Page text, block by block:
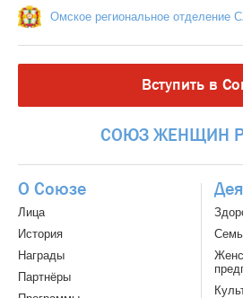
Омское региональное отделение
Вступить в
СОЮЗ ЖЕНЩИН
О Союзе
Лица
История
Награды
Партнёры